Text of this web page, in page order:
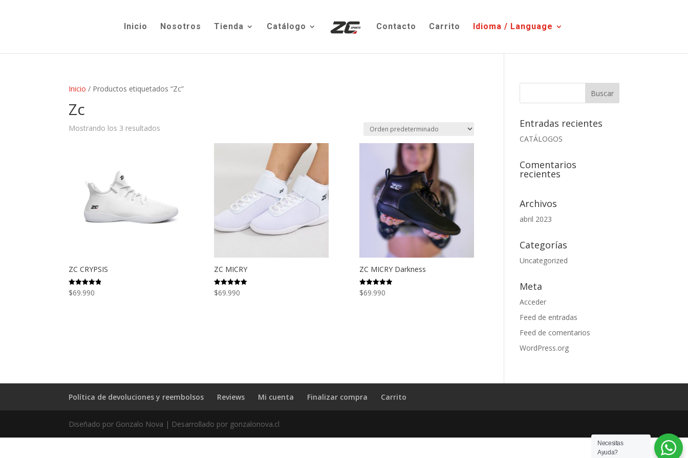
Inicio Nosotros Tienda Catálogo Contacto Carrito Idioma / Language
Inicio / Productos etiquetados “Zc”
Zc
Mostrando los 3 resultados
ZC CRYPSIS
Valorado
con
$69.990
ZC MICRY
Valorado
con
$69.990
ZC MICRY Darkness
Valorado
con
$69.990
Entradas recientes
CATÁLOGOS
Comentarios
recientes
Archivos
abril 2023
Categorías
Uncategorized
Meta
Acceder
Feed de entradas
Feed de comentarios
WordPress.org
Política de devoluciones y reembolsos Reviews Mi cuenta Finalizar compra Carrito
Diseñado por Gonzalo Nova | Desarrollado por gonzalonova.cl
Necesitas
Ayuda?